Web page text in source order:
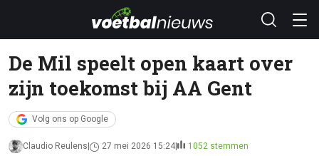
De Mil speelt open kaart over
zijn toekomst bij AA Gent
Volg ons op Google
Claudio Reulens 27 mei 2026 15:24 1052 stemmen